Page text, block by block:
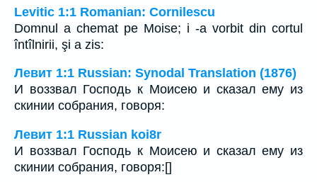
Levitic 1:1 Romanian: Cornilescu
Domnul a chemat pe Moise; i -a vorbit din cortul
întîlnirii, şi a zis:
Левит 1:1 Russian: Synodal Translation (1876)
И воззвал Господь к Моисею и сказал ему из
скинии собрания, говоря:
Левит 1:1 Russian koi8r
И воззвал Господь к Моисею и сказал ему из
скинии собрания, говоря:[]